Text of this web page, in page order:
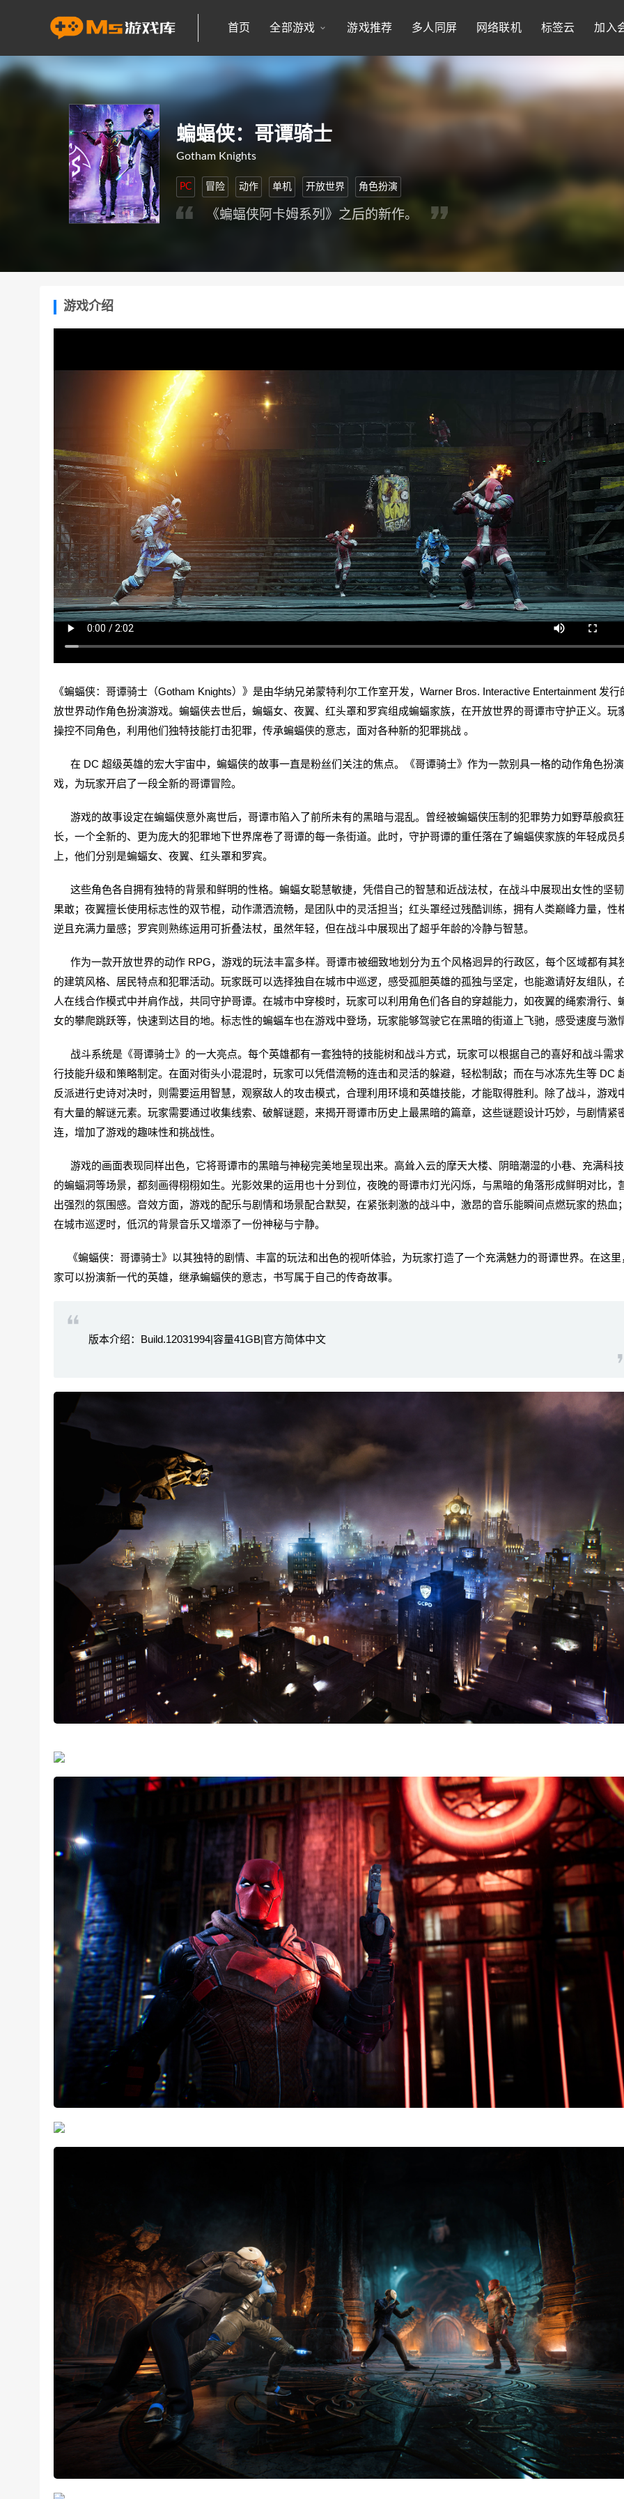
首页 全部游戏 游戏推荐 多人同屏 网络联机 标签云 加入
蝙蝠侠：哥谭骑士
Gotham Knights
PC 冒险 动作 单机 开放世界 角色扮演
《蝙蝠侠阿卡姆系列》之后的新作。
游戏介绍
《蝙蝠侠：哥谭骑士（Gotham Knights）》是由华纳兄弟蒙特利尔工作室开发，Warner Bros. Interactive Entertainment 发行
放世界动作角色扮演游戏。蝙蝠侠去世后，蝙蝠女、夜翼、红头罩和罗宾组成蝙蝠家族，在开放世界的哥谭市守护正义。玩
操控不同角色，利用他们独特技能打击犯罪，传承蝙蝠侠的意志，面对各种新的犯罪挑战 。
在 DC 超级英雄的宏大宇宙中，蝙蝠侠的故事一直是粉丝们关注的焦点。《哥谭骑士》作为一款别具一格的动作角色扮
戏，为玩家开启了一段全新的哥谭冒险。
游戏的故事设定在蝙蝠侠意外离世后，哥谭市陷入了前所未有的黑暗与混乱。曾经被蝙蝠侠压制的犯罪势力如野草般疯
长，一个全新的、更为庞大的犯罪地下世界席卷了哥谭的每一条街道。此时，守护哥谭的重任落在了蝙蝠侠家族的年轻成员
上，他们分别是蝙蝠女、夜翼、红头罩和罗宾。
这些角色各自拥有独特的背景和鲜明的性格。蝙蝠女聪慧敏捷，凭借自己的智慧和近战法杖，在战斗中展现出女性的坚
果敢；夜翼擅长使用标志性的双节棍，动作潇洒流畅，是团队中的灵活担当；红头罩经过残酷训练，拥有人类巅峰力量，性
逆且充满力量感；罗宾则熟练运用可折叠法杖，虽然年轻，但在战斗中展现出了超乎年龄的冷静与智慧。
作为一款开放世界的动作 RPG，游戏的玩法丰富多样。哥谭市被细致地划分为五个风格迥异的行政区，每个区域都有其
的建筑风格、居民特点和犯罪活动。玩家既可以选择独自在城市中巡逻，感受孤胆英雄的孤独与坚定，也能邀请好友组队，
人在线合作模式中并肩作战，共同守护哥谭。在城市中穿梭时，玩家可以利用角色们各自的穿越能力，如夜翼的绳索滑行、
女的攀爬跳跃等，快速到达目的地。标志性的蝙蝠车也在游戏中登场，玩家能够驾驶它在黑暗的街道上飞驰，感受速度与激
战斗系统是《哥谭骑士》的一大亮点。每个英雄都有一套独特的技能树和战斗方式，玩家可以根据自己的喜好和战斗需
行技能升级和策略制定。在面对街头小混混时，玩家可以凭借流畅的连击和灵活的躲避，轻松制敌；而在与冰冻先生等 DC
反派进行史诗对决时，则需要运用智慧，观察敌人的攻击模式，合理利用环境和英雄技能，才能取得胜利。除了战斗，游戏
有大量的解谜元素。玩家需要通过收集线索、破解谜题，来揭开哥谭市历史上最黑暗的篇章，这些谜题设计巧妙，与剧情紧
连，增加了游戏的趣味性和挑战性。
游戏的画面表现同样出色，它将哥谭市的黑暗与神秘完美地呈现出来。高耸入云的摩天大楼、阴暗潮湿的小巷、充满科
的蝙蝠洞等场景，都刻画得栩栩如生。光影效果的运用也十分到位，夜晚的哥谭市灯光闪烁，与黑暗的角落形成鲜明对比，
出强烈的氛围感。音效方面，游戏的配乐与剧情和场景配合默契，在紧张刺激的战斗中，激昂的音乐能瞬间点燃玩家的热血
在城市巡逻时，低沉的背景音乐又增添了一份神秘与宁静。
《蝙蝠侠：哥谭骑士》以其独特的剧情、丰富的玩法和出色的视听体验，为玩家打造了一个充满魅力的哥谭世界。在这里
家可以扮演新一代的英雄，继承蝙蝠侠的意志，书写属于自己的传奇故事。
版本介绍：Build.12031994|容量41GB|官方简体中文